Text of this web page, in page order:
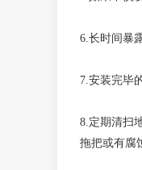
6.长时间暴
7.安装完毕
8.定期清扫
拖把或有腐